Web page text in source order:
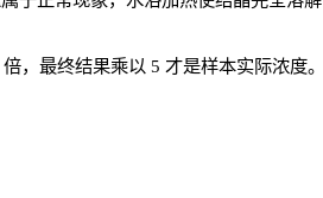
，最终结果乘以 5 才是样本实际浓度。